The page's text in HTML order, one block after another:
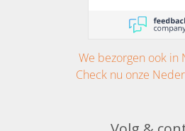
We bezorgen ook in
Check nu onze